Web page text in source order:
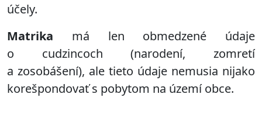
účely.
Matrika má len obmedzené údaje
o cudzincoch (narodení, zomretí
a zosobášení), ale tieto údaje nemusia nijako
korešpondovať s pobytom na území obce.